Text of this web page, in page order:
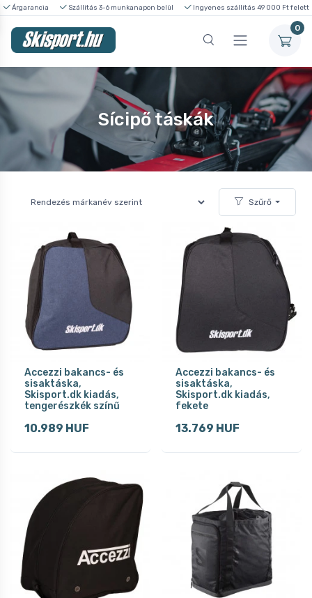
Árgarancia Szállítás 3-6 munkanapon belül Ingyenes szállítás 49 000 Ft felett
0
Sícipő táskák
Szűrő
Accezzi bakancs- és
sisaktáska,
Skisport.dk kiadás,
tengerészkék színű
10.989 HUF
Accezzi bakancs- és
sisaktáska,
Skisport.dk kiadás,
fekete
13.769 HUF